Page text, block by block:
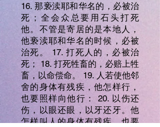
16. 那亵渎耶和华名的，必被治
死；全会众总要用石头打死
他。不管是寄居的是本地人，
他亵渎耶和华名的时候，必被
治死。 17. 打死人的，必被治
死； 18. 打死牲畜的，必赔上牲
畜，以命偿命。 19. 人若使他邻
舍的身体有残疾，他怎样行，
也要照样向他行： 20. 以伤还
伤，以眼还眼，以牙还牙。他
怎样叫人的身体有残疾，也要